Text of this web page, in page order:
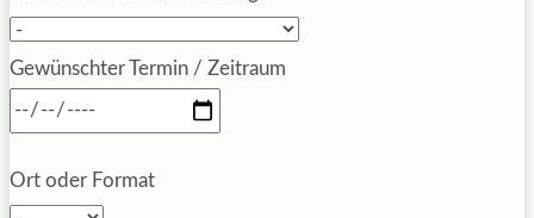
Gewünschter Termin / Zeitraum
Ort oder Format